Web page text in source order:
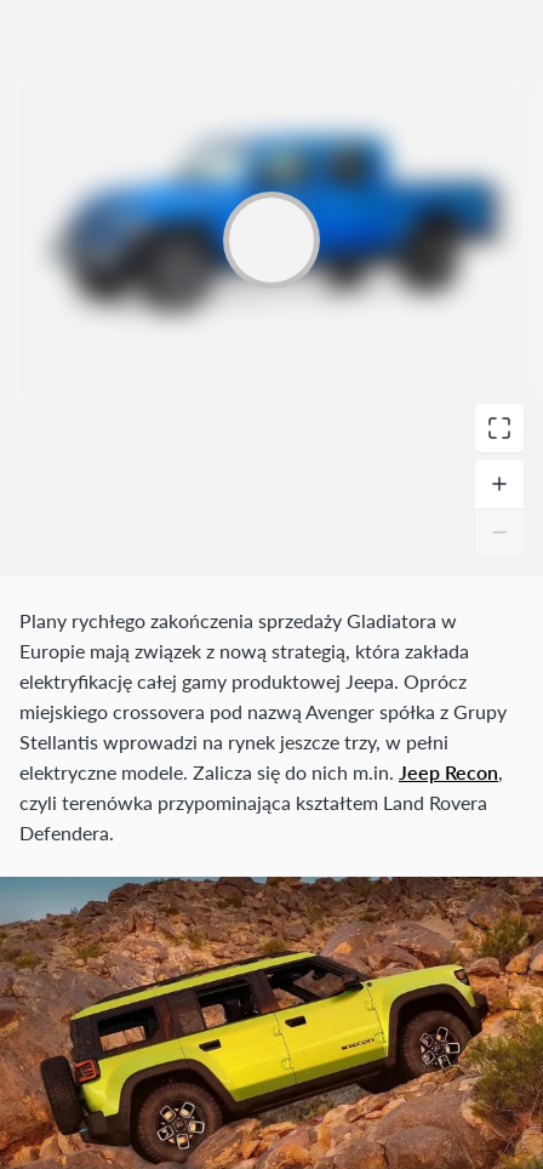
Plany rychłego zakończenia sprzedaży Gladiatora w
Europie mają związek z nową strategią, która zakłada
elektryfikację całej gamy produktowej Jeepa. Oprócz
miejskiego crossovera pod nazwą Avenger spółka z Grupy
Stellantis wprowadzi na rynek jeszcze trzy, w pełni
elektryczne modele. Zalicza się do nich m.in. Jeep Recon,
czyli terenówka przypominająca kształtem Land Rovera
Defendera.